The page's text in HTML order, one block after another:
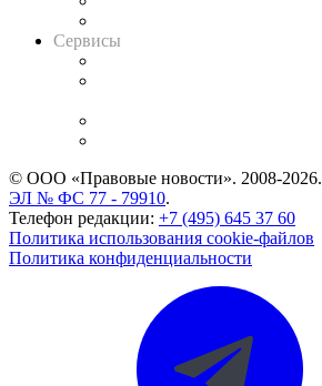
Сервисы
© ООО «Правовые новости». 2008-2026.
ЭЛ № ФС 77 - 79910.
Телефон редакции: +7 (495) 645 37 60
Политика использования cookie-файлов
Политика конфиденциальности